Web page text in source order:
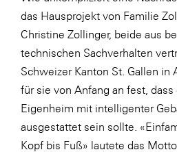
SeneCura
SERVICE&MORE
Somfy
Sony DADC
SPIEGLTEC
das Hausprojekt von Familie
Christine Zollinger, beide aus
technischen Sachverhalten
Schweizer Kanton St. Gallen in
für sie von Anfang an fest, dass
Eigenheim mit intelligenter
ausgestattet sein sollte.
Kopf bis Fuß» lautete das